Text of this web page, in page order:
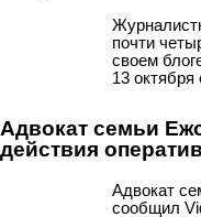
почти
своем
13 октября
Адвокат семьи
действия
Адвокат
сообщил